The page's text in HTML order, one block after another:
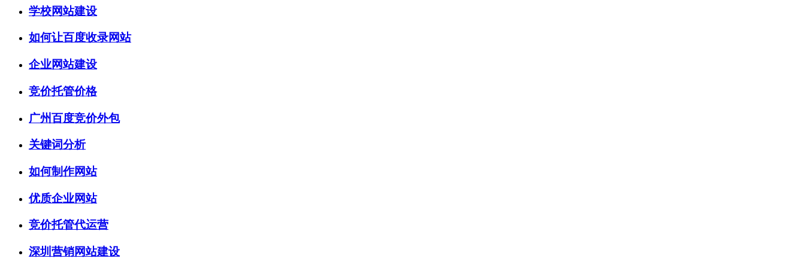
学校网站建设
如何让百度收录网站
企业网站建设
竞价托管价格
广州百度竞价外包
关键词分析
如何制作网站
优质企业网站
竞价托管代运营
深圳营销网站建设